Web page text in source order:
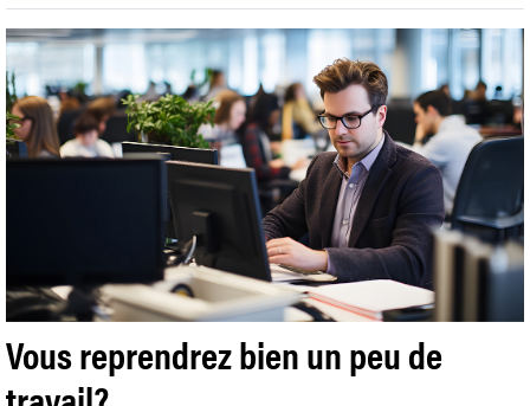
Vous reprendrez bien un peu de